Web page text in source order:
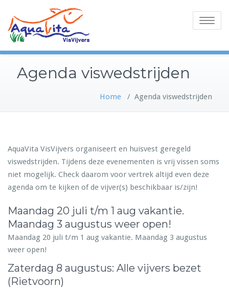
Toggle
Agenda viswedstrijden
Home / Agenda viswedstrijden
AquaVita VisVijvers organiseert en huisvest geregeld
viswedstrijden. Tijdens deze evenementen is vrij vissen soms
niet mogelijk. Check daarom voor vertrek altijd even deze
agenda om te kijken of de vijver(s) beschikbaar is/zijn!
Maandag 20 juli t/m 1 aug vakantie.
Maandag 3 augustus weer open!
Maandag 20 juli t/m 1 aug vakantie. Maandag 3 augustus
weer open!
Zaterdag 8 augustus: Alle vijvers bezet
(Rietvoorn)